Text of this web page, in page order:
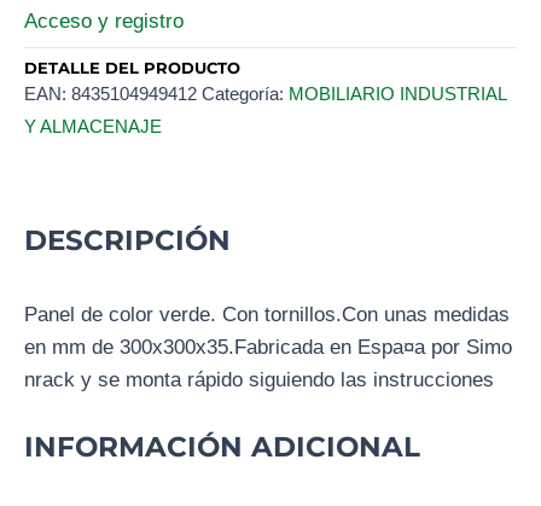
Acceso y registro
DETALLE DEL PRODUCTO
EAN: 8435104949412 Categoría: MOBILIARIO INDUSTRIAL
Y ALMACENAJE
DESCRIPCIÓN
Panel de color verde. Con tornillos.Con unas medidas
en mm de 300x300x35.Fabricada en Espa¤a por Simo
nrack y se monta rápido siguiendo las instrucciones
INFORMACIÓN ADICIONAL